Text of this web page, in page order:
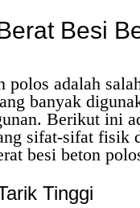
Besi
polos adalah
banyak
Berikut ini
sifat-sifat fisik
besi beton
Tinggi